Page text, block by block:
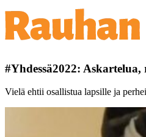
#Yhdessä2022:
Vielä ehtii osallistua lapsille ja